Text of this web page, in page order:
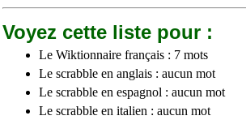
Voyez cette liste pour :
Le Wiktionnaire français : 7 mots
Le scrabble en anglais : aucun mot
Le scrabble en espagnol : aucun mot
Le scrabble en italien : aucun mot